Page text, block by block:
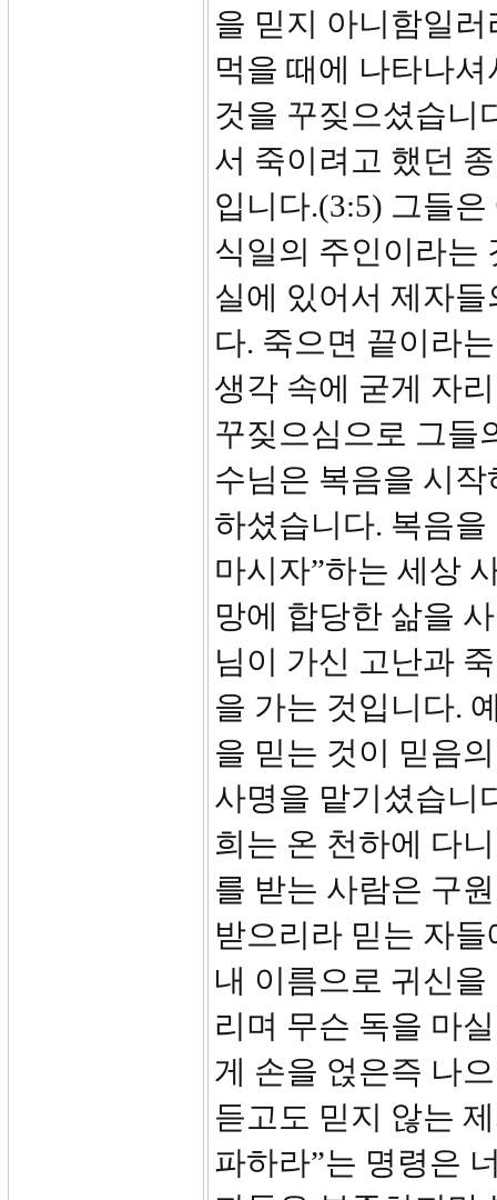
을 믿지 아니함일
먹을 때에 나타나
것을 꾸짖으셨습니
서 죽이려고 했던
입니다.(3:5) 그들
식일의 주인이라는
실에 있어서 제자
다. 죽으면 끝이라
생각 속에 굳게 자
꾸짖으심으로 그들
수님은 복음을 시
하셨습니다. 복음
마시자”하는 세상
망에 합당한 삶을
님이 가신 고난과
을 가는 것입니다.
을 믿는 것이 믿음
사명을 맡기셨습니
희는 온 천하에 다
를 받는 사람은 구
받으리라 믿는 자
내 이름으로 귀신
리며 무슨 독을 마
게 손을 얹은즉 나
듣고도 믿지 않는
파하라”는 명령은